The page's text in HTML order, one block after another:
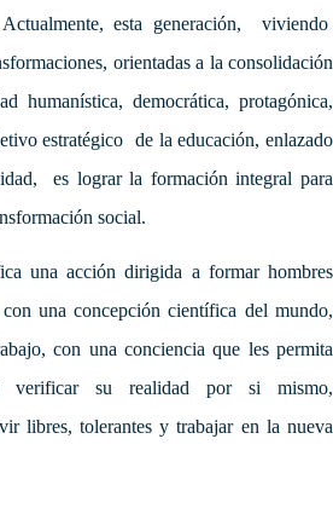
Actualmente, esta generación, viviendo
orientadas a la consolidación
humanística, democrática, protagónica,
estratégico de la educación, enlazado
es lograr la formación integral para
social.
una acción dirigida a formar hombres
una concepción científica del mundo,
con una conciencia que les permita
verificar su realidad por si mismo,
libres, tolerantes y trabajar en la nueva